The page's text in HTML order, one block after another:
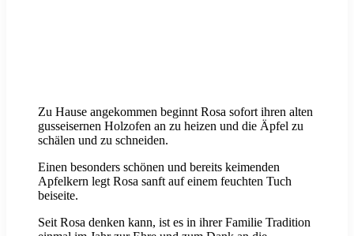
Zu Hause angekommen beginnt Rosa sofort ihren alten
gusseisernen Holzofen an zu heizen und die Äpfel zu
schälen und zu schneiden.
Einen besonders schönen und bereits keimenden
Apfelkern legt Rosa sanft auf einem feuchten Tuch
beiseite.
Seit Rosa denken kann, ist es in ihrer Familie Tradition